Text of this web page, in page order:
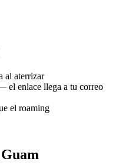
al aterrizar
el enlace llega a tu correo
el roaming